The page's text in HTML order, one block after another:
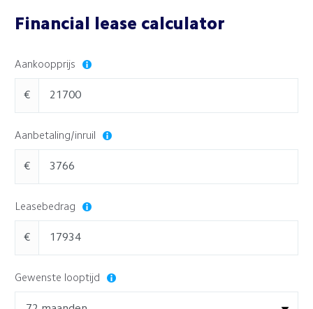
Financial lease calculator
Aankoopprijs
€
Aanbetaling/inruil
€
Leasebedrag
€
Gewenste looptijd